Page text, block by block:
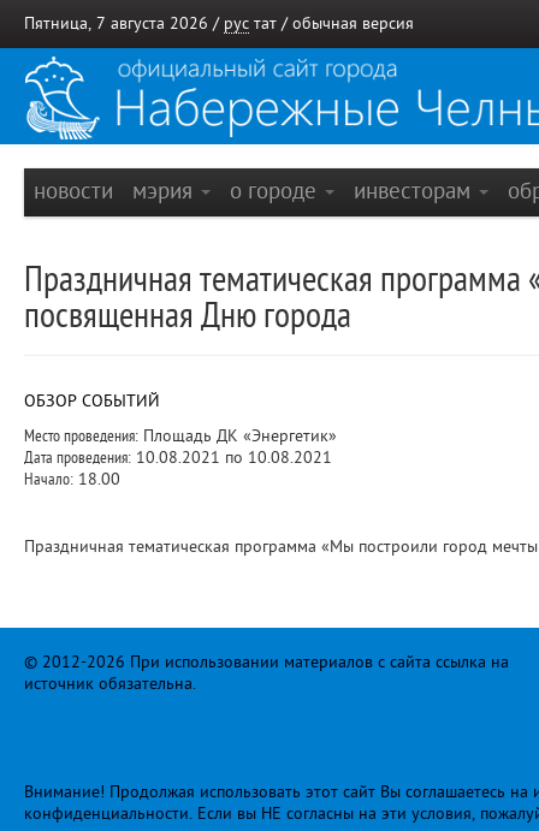
Пятница, 7 августа 2026 / рус тат / обычная версия
новости мэрия о городе инвесторам
Праздничная тематическая
посвященная Дню города
ОБЗОР СОБЫТИЙ
Место проведения: Площадь ДК «Энергетик»
Дата проведения: 10.08.2021 по 10.08.2021
Начало: 18.00
Праздничная тематическая программа «Мы построили город
© 2012-2026 При использовании материалов с сайта ссылка на
источник обязательна.
Внимание! Продолжая использовать этот сайт Вы соглашаетесь
конфиденциальности. Если вы НЕ согласны на эти условия,